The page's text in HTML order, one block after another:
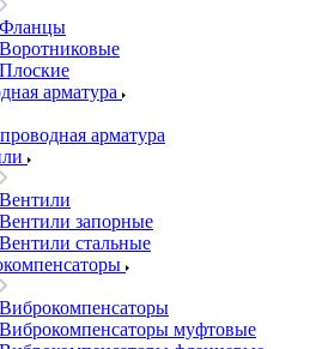
Фланцы
Воротниковые
Плоские
арматура
арматура
Вентили
Вентили запорные
Вентили стальные
Виброкомпенсаторы
Виброкомпенсаторы муфтовые